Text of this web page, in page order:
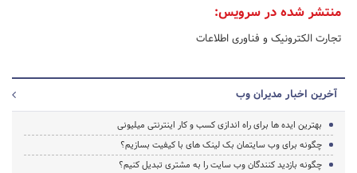
منتشر شده در سرویس:
تجارت الکترونیک و فناوری اطلاعات
آخرین اخبار مدیران وب
بهترین ایده ها برای راه اندازی کسب و کار اینترنتی میلیونی
چگونه برای وب سایتمان بک لینک های با کیفیت بسازیم؟
چگونه بازدید کنندگان وب سایت را به مشتری تبدیل کنیم؟